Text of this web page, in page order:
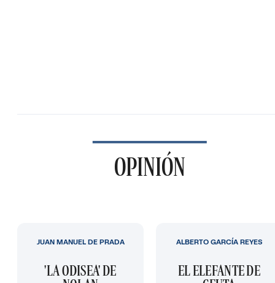
OPINIÓN
'LA ODISEA' DE
JUAN MANUEL DE PRADA
EL ELEFANTE DE
ALBERTO GARCÍA REYES